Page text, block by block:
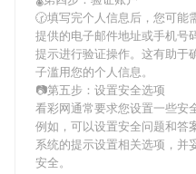
🕝填写完个人信息后，您可能
提供的电子邮件地址或手机号
提示进行验证操作。这有助于
子滥用您的个人信息。
📷第五步：设置安全选项
看彩网通常要求您设置一些安
例如，可以设置安全问题和答
系统的提示设置相关选项，并
安全。